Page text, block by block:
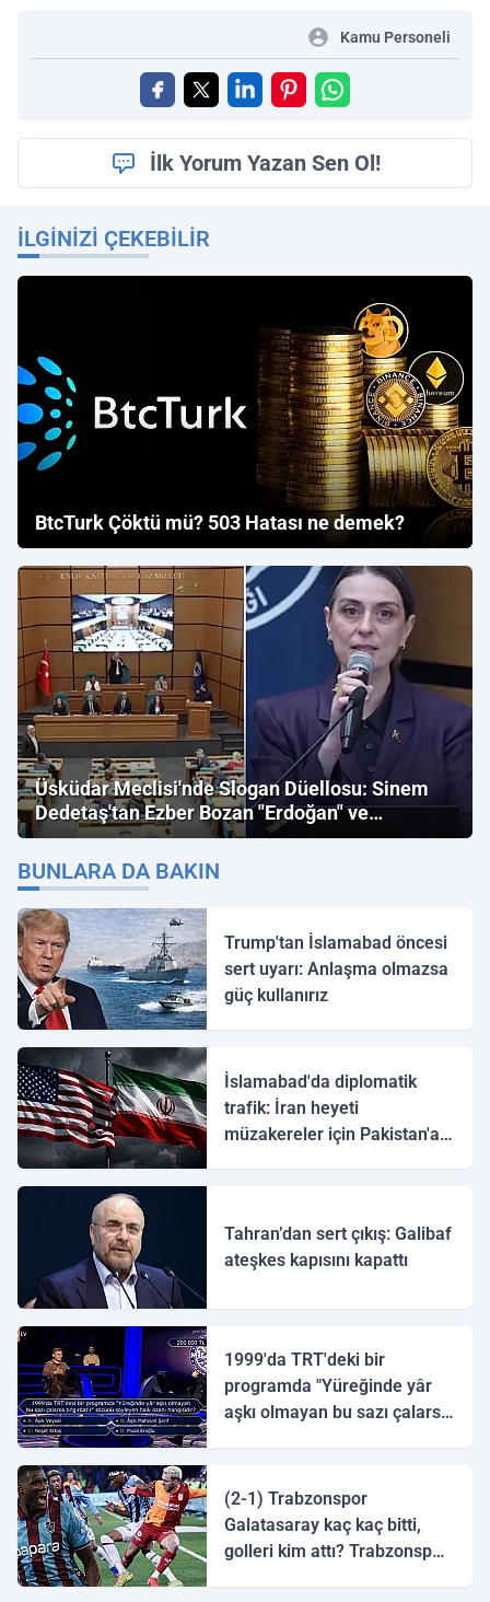
Kamu Personeli
İlk Yorum Yazan Sen Ol!
İLGINIZI ÇEKEBILIR
BtcTurk Çöktü mü? 503 Hatası ne demek?
Üsküdar Meclisi'nde Slogan Düellosu: Sinem
Dedetaş'tan Ezber Bozan "Erdoğan" ve
"İmamoğlu" Çıkışı!
BUNLARA DA BAKIN
Trump'tan İslamabad öncesi
sert uyarı: Anlaşma olmazsa
güç kullanırız
İslamabad'da diplomatik
trafik: İran heyeti
müzakereler için Pakistan'a
Tahran’dan sert çıkış: Galibaf
ateşkes kapısını kapattı
1999'da TRT'deki bir
programda "Yüreğinde yâr
aşkı olmayan bu sazı çalarsa
(2-1) Trabzonspor
Galatasaray kaç kaç bitti,
golleri kim attı? Trabzonspor